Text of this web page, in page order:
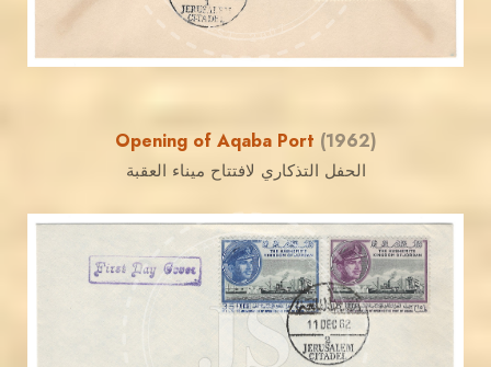
EST. 2007
Opening of Aqaba Port (1962)
الحفل التذكاري لافتتاح ميناء العقبة
JS
JORDANSTAMPS.COM